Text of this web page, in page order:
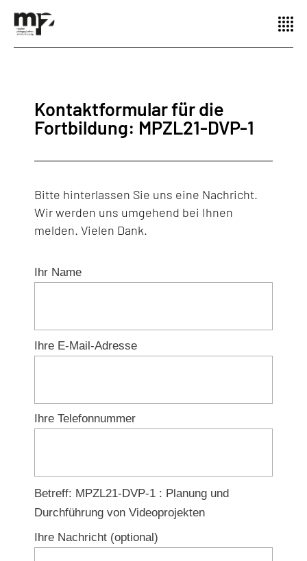
Kontaktformular für die
Fortbildung: MPZL21-DVP-1
Bitte hinterlassen Sie uns eine Nachricht.
Wir werden uns umgehend bei Ihnen
melden. Vielen Dank.
Ihr Name
Ihre E-Mail-Adresse
Ihre Telefonnummer
Lass
einfach
das
Feld
Betreff: MPZL21-DVP-1 : Planung und
Durchführung von Videoprojekten
Ihre Nachricht (optional)